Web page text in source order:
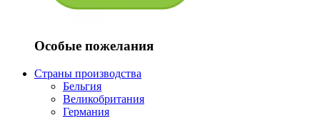
Особые пожелания
Страны производства
Бельгия
Великобритания
Германия